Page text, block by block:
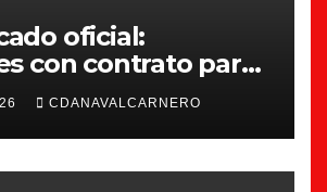
oficial:
con contrato para
CDANAVALCARNERO